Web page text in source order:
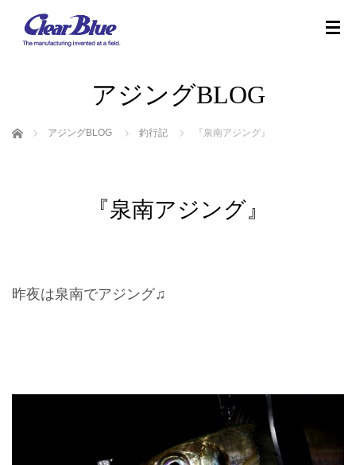
アジングBLOG
ホーム アジングBLOG 釣行記 『泉南アジング』
『泉南アジング』
昨夜は泉南でアジング♫